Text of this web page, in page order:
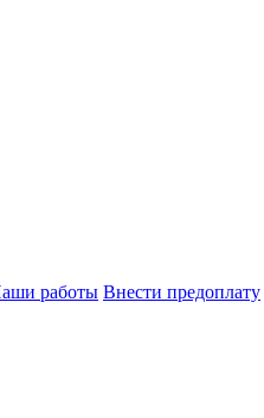
работы Внести предоплату